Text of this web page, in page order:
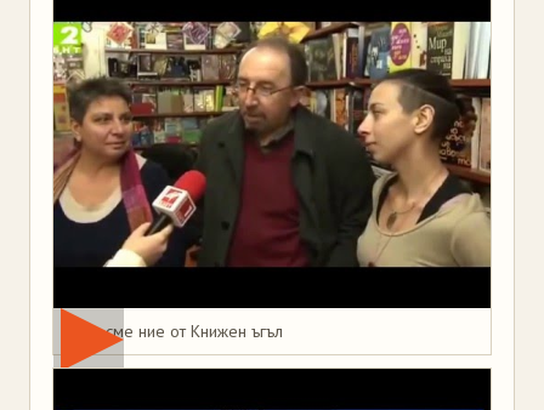
Това сме ние от Книжен ъгъл